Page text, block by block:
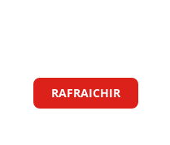
RAFRAICHIR